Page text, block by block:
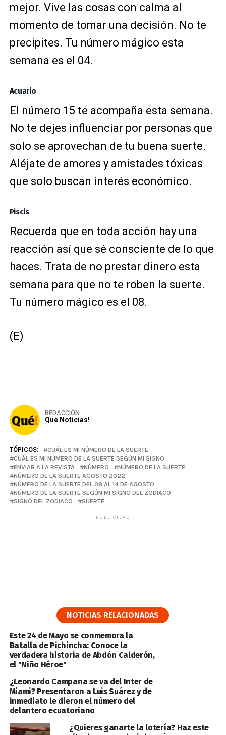
mejor. Vive las cosas con calma al
momento de tomar una decisión. No te
precipites. Tu número mágico esta
semana es el 04.
Acuario
El número 15 te acompaña esta semana.
No te dejes influenciar por personas que
solo se aprovechan de tu buena suerte.
Aléjate de amores y amistades tóxicas
que solo buscan interés económico.
Piscis
Recuerda que en toda acción hay una
reacción así que sé consciente de lo que
haces. Trata de no prestar dinero esta
semana para que no te roben la suerte.
Tu número mágico es el 08.
(E)
REDACCIÓN
Qué Noticias!
TÓPICOS:
CUÁL ES MI NÚMERO DE LA SUERTE
CUÁL ES MI NÚMERO DE LA SUERTE SEGÚN MI SIGNO
ENVIAR A LA REVISTA
NÚMERO
NÚMERO DE LA SUERTE
NÚMERO DE LA SUERTE AGOSTO 2022
NÚMERO DE LA SUERTE DEL 08 AL 14 DE AGOSTO
NÚMERO DE LA SUERTE SEGÚN MI SIGNO DEL ZODIACO
SIGNO DEL ZODIACO
SUERTE
PUBLICIDAD
NOTICIAS RELACIONADAS
Este 24 de Mayo se conmemora la
Batalla de Pichincha: Conoce la
verdadera historia de Abdón Calderón,
el "Niño Héroe"
¿Leonardo Campana se va del Inter de
Miami? Presentaron a Luis Suárez y de
inmediato le dieron el número del
delantero ecuatoriano
¿Quieres ganarte la lotería? Haz este